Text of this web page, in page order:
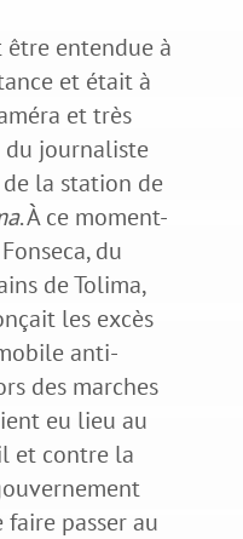
entendue à
et était à
et très
journaliste
la station de
. À ce moment-
du
de Tolima,
les excès
anti-
des marches
eu lieu au
et contre la
passer au